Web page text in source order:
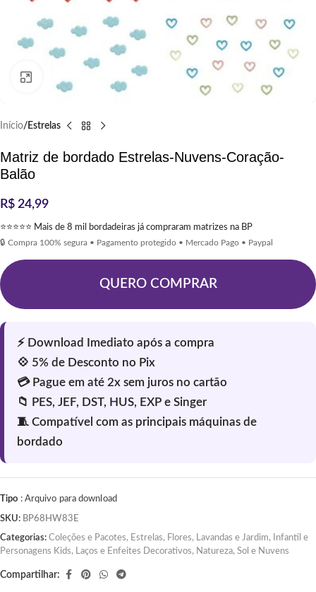
Início Estrelas
Matriz de bordado Estrelas-Nuvens-Coração-
Balão
R$ 24,99
⭐⭐⭐⭐⭐ Mais de 8 mil bordadeiras já compraram matrizes na BP
🔒 Compra 100% segura • Pagamento protegido • Mercado Pago • Paypal
QUERO COMPRAR
Tipo : Arquivo para download
SKU: BP68HW83E
Categorias: Coleções e Pacotes, Estrelas, Flores, Lavandas e Jardim,
Infantil e
Personagens Kids, Laços e Enfeites Decorativos, Natureza, Sol e Nuvens
Compartilhar: